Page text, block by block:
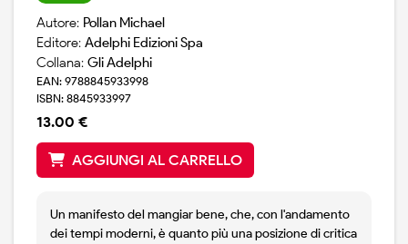
Autore: Pollan Michael
Editore: Adelphi Edizioni Spa
Collana: Gli Adelphi
EAN: 9788845933998
ISBN: 8845933997
13.00 €
AGGIUNGI AL CARRELLO
Un manifesto del mangiar bene, che, con l'andamento
dei tempi moderni, è quanto più una posizione di critica